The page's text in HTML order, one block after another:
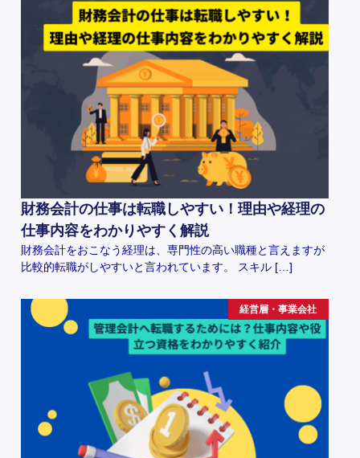
財務会計の仕事は転職しやすい！理由や経理の
仕事内容をわかりやすく解説
財務会計をおこなう経理は、専門性の高い職種と言えますが
比較的転職がしやすいと言われています。 スキル […]
経営層・事業会社